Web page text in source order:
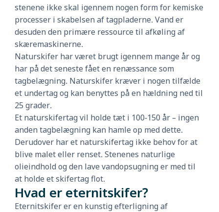
stenene ikke skal igennem nogen form for kemiske
processer i skabelsen af tagpladerne. Vand er
desuden den primære ressource til afkøling af
skæremaskinerne.
Naturskifer har været brugt igennem mange år og
har på det seneste fået en renæssance som
tagbelægning. Naturskifer kræver i nogen tilfælde
et undertag og kan benyttes på en hældning ned til
25 grader.
Et naturskifertag vil holde tæt i 100-150 år – ingen
anden tagbelægning kan hamle op med dette.
Derudover har et naturskifertag ikke behov for at
blive malet eller renset. Stenenes naturlige
olieindhold og den lave vandopsugning er med til
at holde et skifertag flot.
Hvad er eternitskifer?
Eternitskifer er en kunstig efterligning af